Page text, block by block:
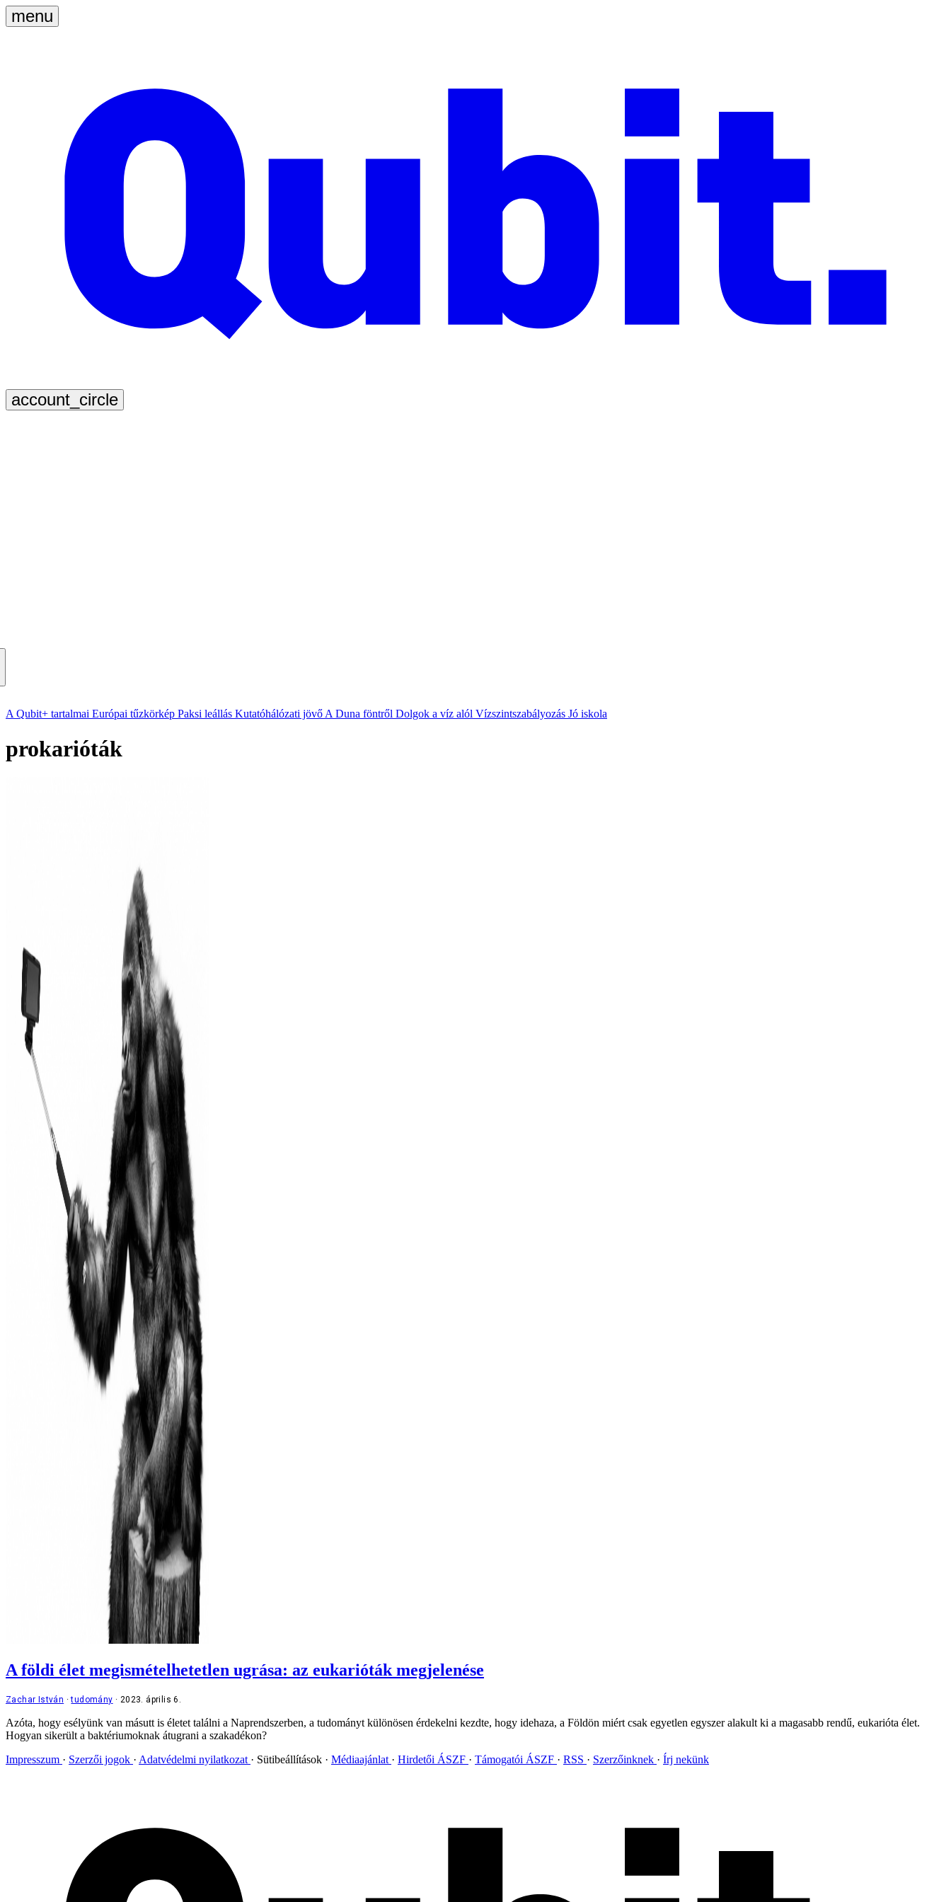
A Qubit+ tartalmai Európai tűzkörkép Paksi leállás Kutatóhálózati jövő A Duna föntről Dolgok a víz alól Vízszintszabályozás Jó iskola
prokarióták
A földi élet megismételhetetlen ugrása: az eukarióták megjelenése
Zachar István tudomány 2023. április 6.
Azóta, hogy esélyünk van másutt is életet találni a Naprendszerben, a tudományt különösen érdekelni kezdte, hogy idehaza, a Földön miért csak egyetlen egyszer alakult ki a magasabb rendű, eukarióta élet.
Hogyan sikerült a baktériumoknak átugrani a szakadékon?
Impresszum
Szerzői jogok Adatvédelmi nyilatkozat Sütibeállítások Médiaajánlat Hirdetői ÁSZF Támogatói ÁSZF RSS Szerzőinknek Írj nekünk